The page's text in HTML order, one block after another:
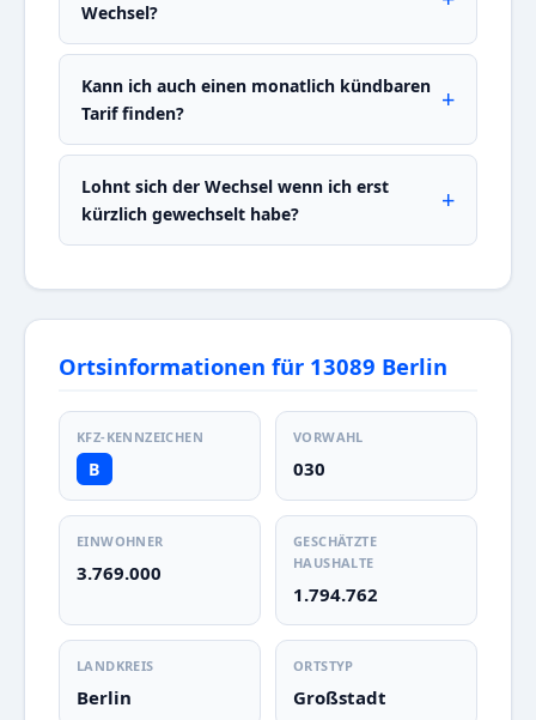
Wechsel?
Kann ich auch einen monatlich kündbaren
Tarif finden?
Lohnt sich der Wechsel wenn ich erst
kürzlich gewechselt habe?
Ortsinformationen für 13089 Berlin
KFZ-KENNZEICHEN
B
VORWAHL
030
EINWOHNER
3.769.000
GESCHÄTZTE
HAUSHALTE
1.794.762
LANDKREIS
Berlin
ORTSTYP
Großstadt